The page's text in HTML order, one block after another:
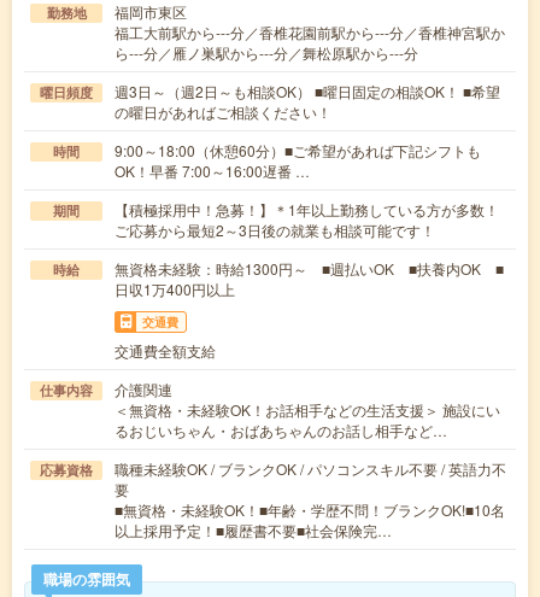
勤務地
福岡市東区
福工大前駅から---分／香椎花園前駅から---分／香椎神宮駅か
ら---分／雁ノ巣駅から---分／舞松原駅から---分
曜日頻度
週3日～（週2日～も相談OK） ■曜日固定の相談OK！ ■希望
の曜日があればご相談ください！
時間
9:00～18:00（休憩60分）■ご希望があれば下記シフトも
OK！早番 7:00～16:00遅番 …
期間
【積極採用中！急募！】＊1年以上勤務している方が多数！
ご応募から最短2～3日後の就業も相談可能です！
時給
無資格未経験：時給1300円～ ■週払いOK ■扶養内OK ■
日収1万400円以上
交通費
交通費全額支給
仕事内容
介護関連
＜無資格・未経験OK！お話相手などの生活支援＞ 施設にい
るおじいちゃん・おばあちゃんのお話し相手など…
応募資格
職種未経験OK / ブランクOK / パソコンスキル不要 / 英語力不
要
■無資格・未経験OK！■年齢・学歴不問！ブランクOK!■10名
以上採用予定！■履歴書不要■社会保険完…
職場の雰囲気